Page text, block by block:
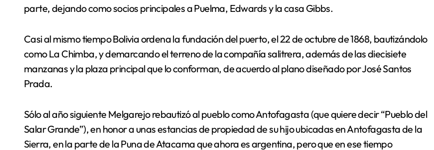
parte, dejando como socios principales a Puelma, Edwards y la casa Gibbs.
Casi al mismo tiempo Bolivia ordena la fundación del puerto, el 22 de octubre de 1868, bautizándolo
como La Chimba, y demarcando el terreno de la compañía salitrera, además de las diecisiete
manzanas y la plaza principal que lo conforman, de acuerdo al plano diseñado por José Santos
Prada.
Sólo al año siguiente Melgarejo rebautizó al pueblo como Antofagasta (que quiere decir “Pueblo del
Salar Grande”), en honor a unas estancias de propiedad de su hijo ubicadas en Antofagasta de la
Sierra, en la parte de la Puna de Atacama que ahora es argentina, pero que en ese tiempo